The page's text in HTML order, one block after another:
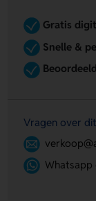
Gratis
Snelle &
Vragen over
Whatsapp